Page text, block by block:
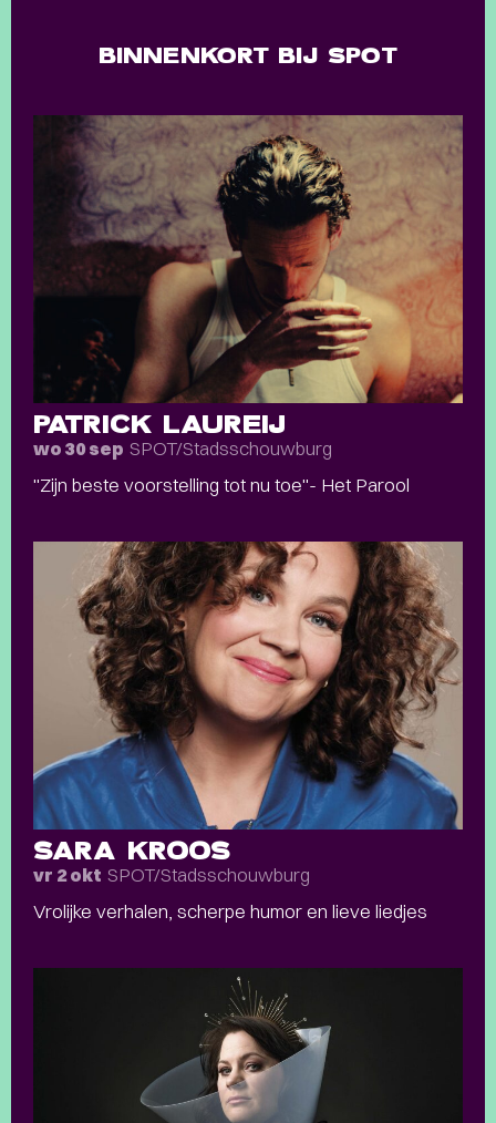
BINNENKORT BIJ SPOT
PATRICK LAUREIJ
wo 30 sep SPOT/Stadsschouwburg
"Zijn beste voorstelling tot nu toe"- Het Parool
SARA KROOS
vr 2 okt SPOT/Stadsschouwburg
Vrolijke verhalen, scherpe humor en lieve liedjes